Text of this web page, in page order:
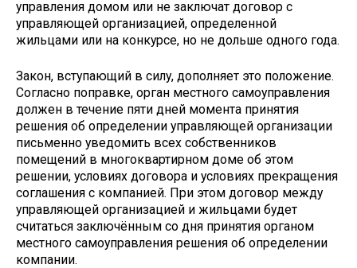
управления домом или не заключат договор с
управляющей организацией, определенной
жильцами или на конкурсе, но не дольше одного года.
Закон, вступающий в силу, дополняет это положение.
Согласно поправке, орган местного самоуправления
должен в течение пяти дней момента принятия
решения об определении управляющей организации
письменно уведомить всех собственников
помещений в многоквартирном доме об этом
решении, условиях договора и условиях прекращения
соглашения с компанией. При этом договор между
управляющей организацией и жильцами будет
считаться заключённым со дня принятия органом
местного самоуправления решения об определении
компании.